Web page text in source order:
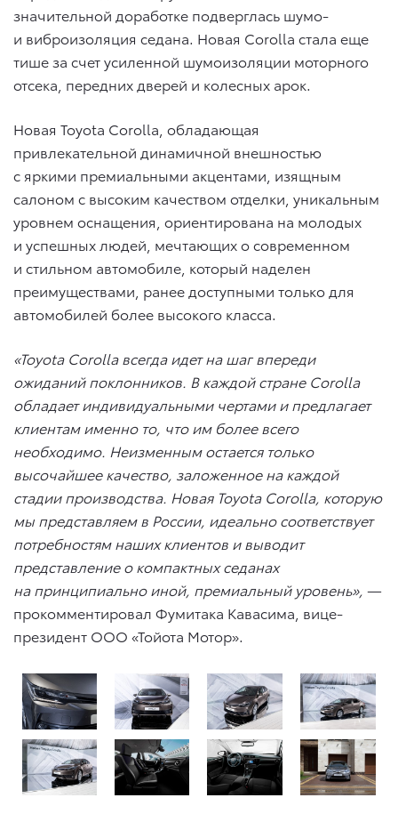
значительной доработке подверглась шумо-
и виброизоляция седана. Новая Corolla стала еще
тише за счет усиленной шумоизоляции моторного
отсека, передних дверей и колесных арок.
Новая Toyota Corolla, обладающая
привлекательной динамичной внешностью
с яркими премиальными акцентами, изящным
салоном с высоким качеством отделки, уникальным
уровнем оснащения, ориентирована на молодых
и успешных людей, мечтающих о современном
и стильном автомобиле, который наделен
преимуществами, ранее доступными только для
автомобилей более высокого класса.
«Toyota Corolla всегда идет на шаг впереди
ожиданий поклонников. В каждой стране Corolla
обладает индивидуальными чертами и предлагает
клиентам именно то, что им более всего
необходимо. Неизменным остается только
высочайшее качество, заложенное на каждой
стадии производства. Новая Toyota Corolla, которую
мы представляем в России, идеально соответствует
потребностям наших клиентов и выводит
представление о компактных седанах
на принципиально иной, премиальный уровень», —
прокомментировал Фумитака Кавасима, вице-
президент ООО «Тойота Мотор».